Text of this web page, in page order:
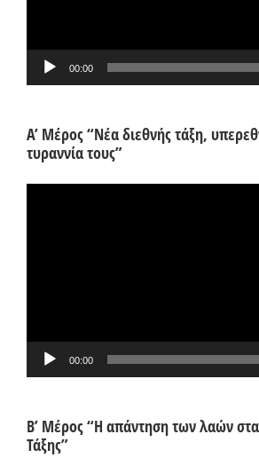
00:00
Α’ Μέρος “Νέα διεθνής τάξη,
τυραννία τους”
00:00
Β’ Μέρος “Η απάντηση των λαών
Τάξης”